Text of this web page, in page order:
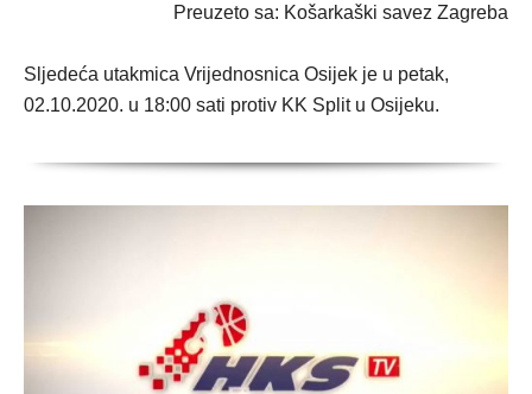
Preuzeto sa: Košarkaški savez Zagreba
Sljedeća utakmica Vrijednosnica Osijek je u petak,
02.10.2020. u 18:00 sati protiv KK Split u Osijeku.